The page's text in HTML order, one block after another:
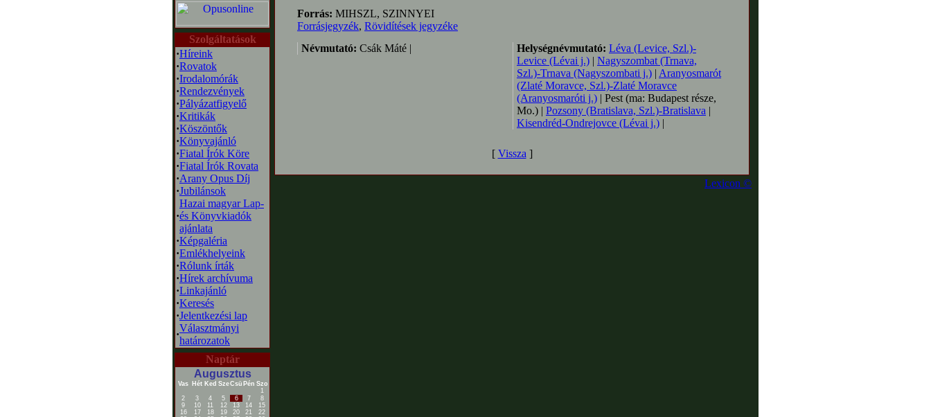
Szolgáltatások
·Híreink
·Rovatok
·Irodalomórák
·Rendezvények
·Pályázatfigyelő
·Kritikák
·Köszöntők
·Könyvajánló
·Fiatal Írók Köre
·Fiatal Írók Rovata
·Arany Opus Díj
·Jubilánsok
·
Hazai magyar Lap-
és Könyvkiadók
ajánlata
·Képgaléria
·Emlékhelyeink
·Rólunk írták
·Hírek archívuma
·Linkajánló
·Keresés
·Jelentkezési lap
·
Választmányi
határozatok
Naptár
Augusztus
Vas Hét Ked SzeCsü Pén Szo
1
2
3 4 5 6 7
8
9
10 11 12 13 14
15
16
17 18 19 20 21
22
Forrás: MIHSZL, SZINNYEI
Forrásjegyzék, Rövidítések jegyzéke
Névmutató: Csák Máté | Helységnévmutató: Léva (Levice, Szl.)-
Levice (Lévai j.) | Nagyszombat (Trnava,
Szl.)-Trnava (Nagyszombati j.) | Aranyosmarót
(Zlaté Moravce, Szl.)-Zlaté Moravce
(Aranyosmaróti j.) | Pest (ma: Budapest része,
Mo.) | Pozsony (Bratislava, Szl.)-Bratislava |
Kisendréd-Ondrejovce (Lévai j.) |
[ Vissza ]
Lexicon ©